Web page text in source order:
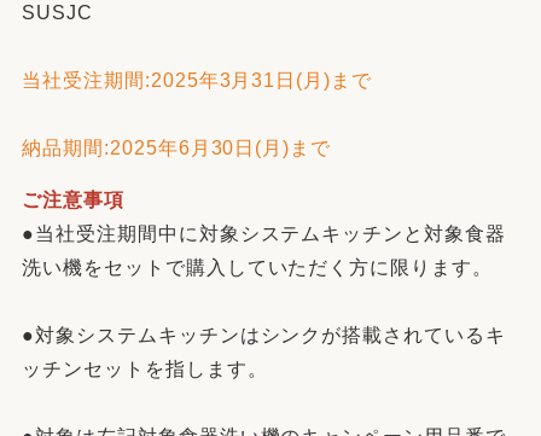
SUSJC
当社受注期間:2025年3月31日(月)まで
納品期間:2025年6月30日(月)まで
ご注意事項
●当社受注期間中に対象システムキッチンと対象食器
洗い機をセットで購入していただく方に限ります。
●対象システムキッチンはシンクが搭載されているキ
ッチンセットを指します。